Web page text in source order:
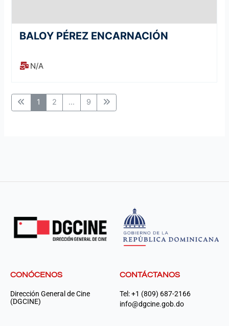
BALOY PÉREZ ENCARNACIÓN
N/A
1 2 ... 9
CONÓCENOS
Dirección General de Cine
(DGCINE)
CONTÁCTANOS
Tel: +1 (809) 687-2166
info@dgcine.gob.do